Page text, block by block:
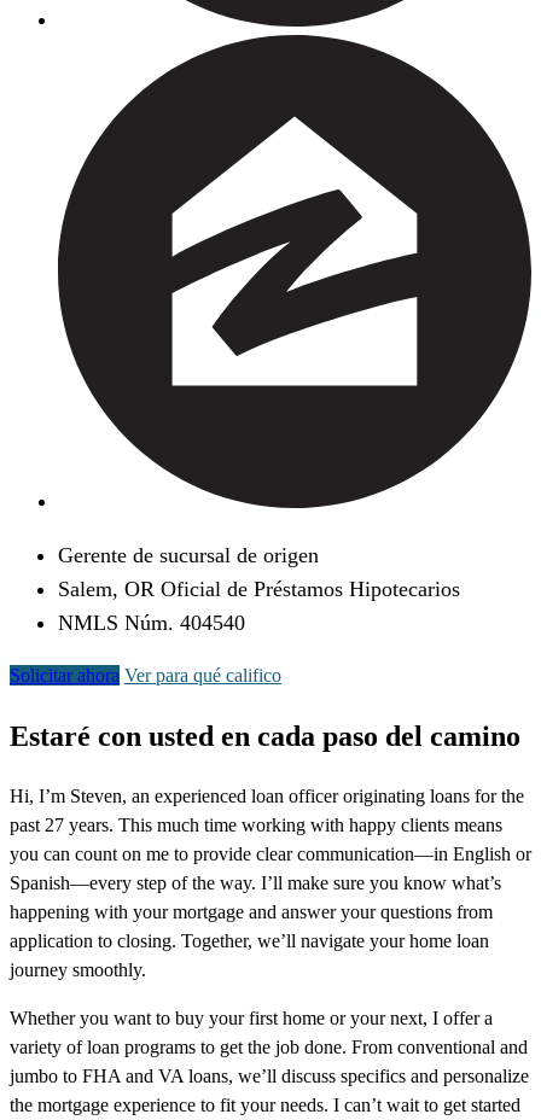
Gerente de sucursal de origen
Salem, OR Oficial de Préstamos Hipotecarios
NMLS Núm. 404540
Solicitar ahora Ver para qué califico
Estaré con usted en cada paso del camino
Hi, I’m Steven, an experienced loan officer originating loans for the
past 27 years. This much time working with happy clients means
you can count on me to provide clear communication—in English or
Spanish—every step of the way. I’ll make sure you know what’s
happening with your mortgage and answer your questions from
application to closing. Together, we’ll navigate your home loan
journey smoothly.
Whether you want to buy your first home or your next, I offer a
variety of loan programs to get the job done. From conventional and
jumbo to FHA and VA loans, we’ll discuss specifics and personalize
the mortgage experience to fit your needs. I can’t wait to get started